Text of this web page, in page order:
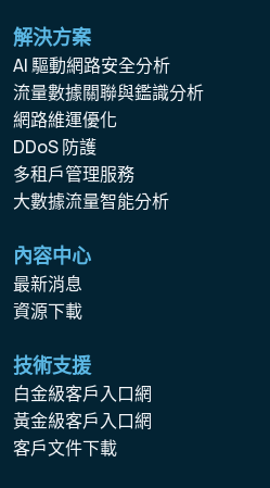
解決方案
AI 驅動網路安全分析
流量數據關聯與鑑識分析
網路維運優化
DDoS 防護
多租戶管理服務
大數據流量智能分析
內容中心
最新消息
資源下載
技術支援
白金級客戶入口網
黃金級客戶入口網
客戶文件下載